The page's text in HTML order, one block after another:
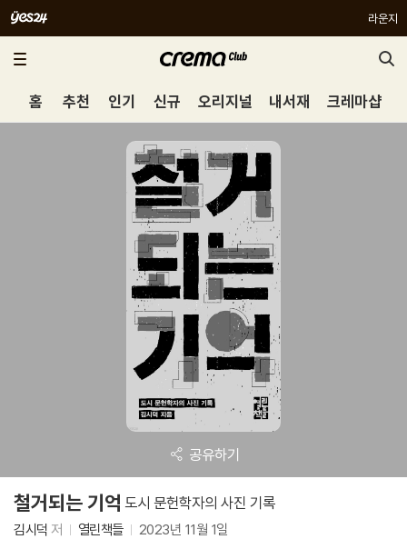
라운지
홈 추천 인기 신규 오리지널 내서재 크레마샵
공유하기
철거되는 기억 도시 문헌학자의 사진 기록
김시덕 저 열린책들 2023년 11월 1일